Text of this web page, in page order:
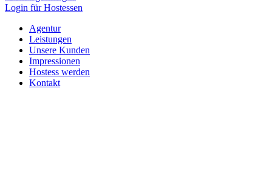
Login für Hostessen
Agentur
Leistungen
Unsere Kunden
Impressionen
Hostess werden
Kontakt